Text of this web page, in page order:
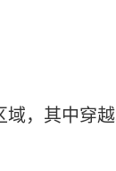
， 其中穿